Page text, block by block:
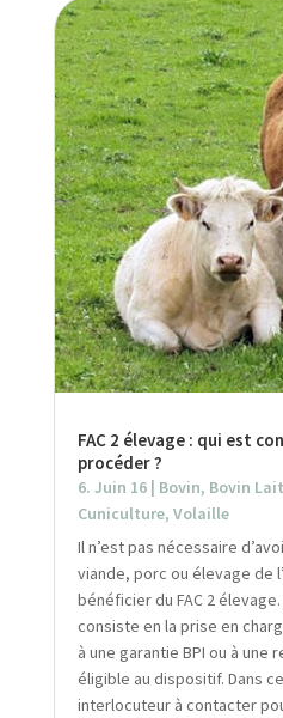
FAC 2 élevage : qui est
procéder ?
6. Juin 16| Bovin, Bovin
Cuniculture, Volaille
Il n’est pas nécessaire
viande, porc ou élevage de
bénéficier du FAC 2 élevage.
consiste en la prise en
à une garantie BPI ou à une
éligible au dispositif. Dans
interlocuteur à contacter